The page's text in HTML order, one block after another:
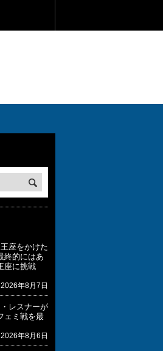
座をかけた
終的にはあ
座に挑戦
2026年8月7日
レスナーが
ェミ戦を最
2026年8月6日